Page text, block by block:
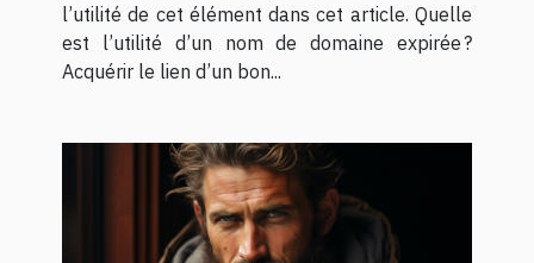
l’utilité de cet élément dans cet article. Quelle
est l’utilité d’un nom de domaine expirée ?
Acquérir le lien d’un bon...